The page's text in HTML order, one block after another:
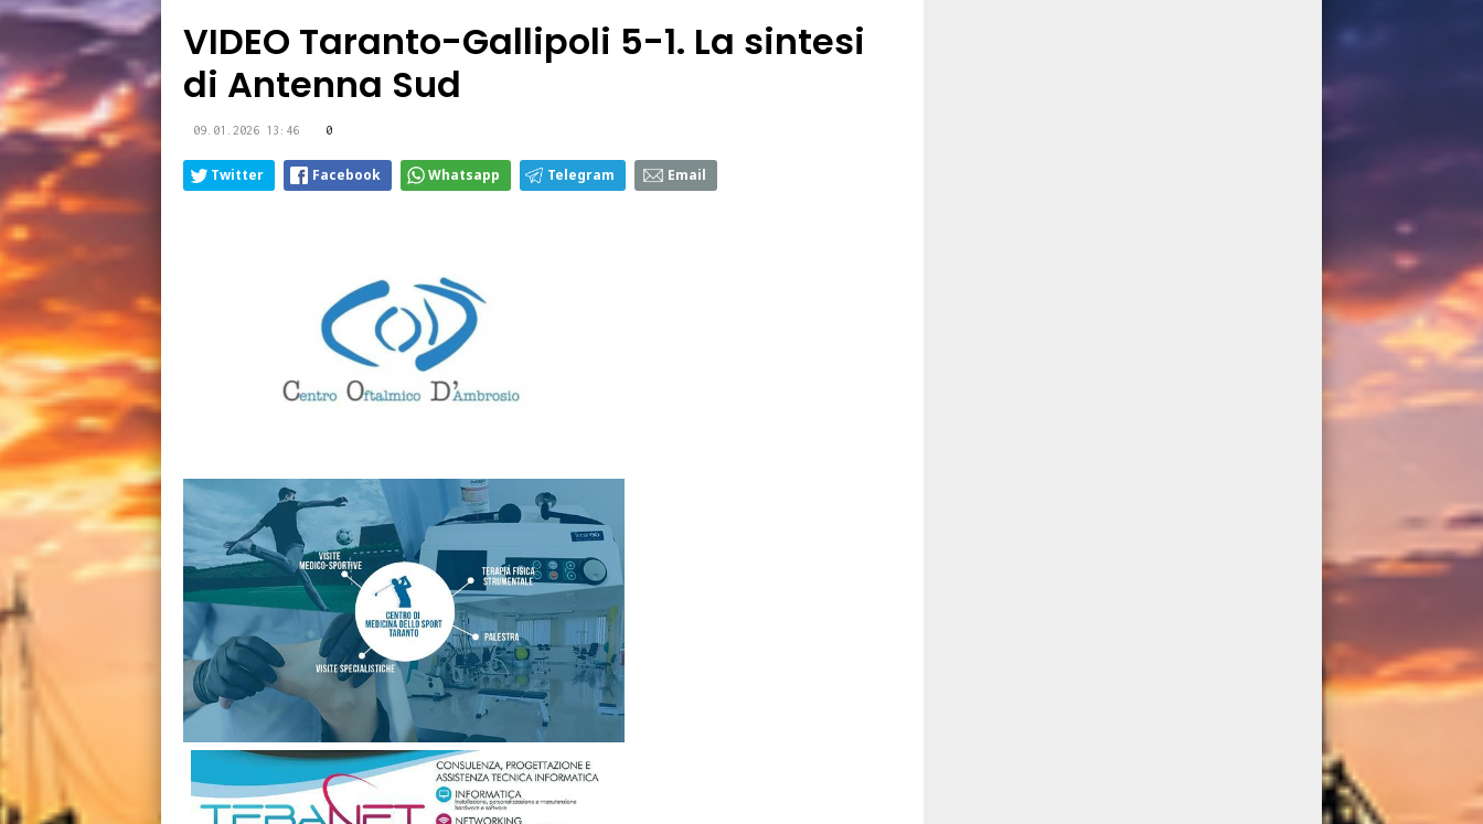
VIDEO Taranto-Gallipoli 5-1. La sintesi
di Antenna Sud
09.01.2026 13:46 0
Twitter Facebook Whatsapp Telegram Email